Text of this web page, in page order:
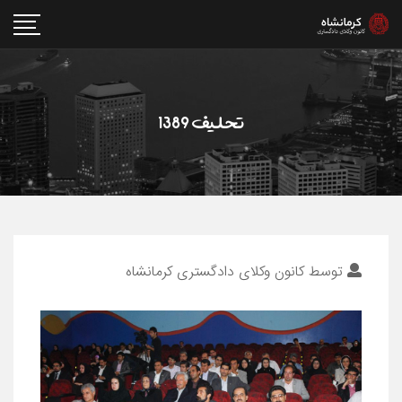
تحليف 1389
توسطکانون وکلای دادگستری کرمانشاه